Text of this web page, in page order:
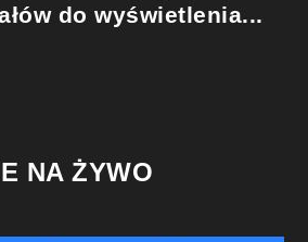
do wyświetlenia...
NA ŻYWO